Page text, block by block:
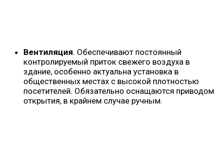
Вентиляция. Обеспечивают постоянный
контролируемый приток свежего воздуха в
здание, особенно актуальна установка в
общественных местах с высокой плотностью
посетителей. Обязательно оснащаются приводом
открытия, в крайнем случае ручным.